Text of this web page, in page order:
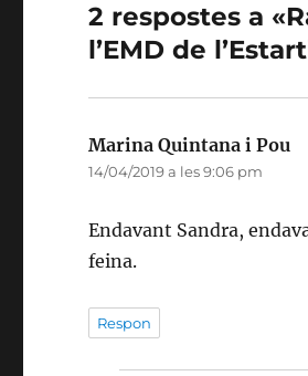
2 respostes a
l’EMD de
Marina Quintana i Pou
14/04/2019 a les 9:06 pm
Endavant Sandra,
feina.
Respon